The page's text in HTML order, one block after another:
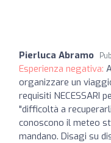
Pierluca Abramo
Esperienza negativa:
organizzare un
requisiti NECESSARI
"difficoltà a
conoscono il meteo
mandano. Disagi su